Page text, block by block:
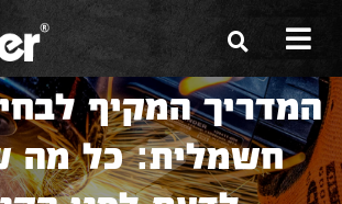
הסיפור שלנו
הכלים שלנו
המדריך המקיף
חשמלית: כל מה